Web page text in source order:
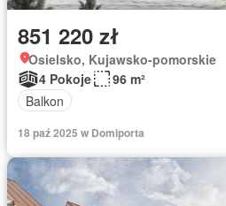
851 220 zł
Osielsko, Kujawsko-pomorskie
4 Pokoje
96 m²
Balkon
18 paź 2025 w Domiporta